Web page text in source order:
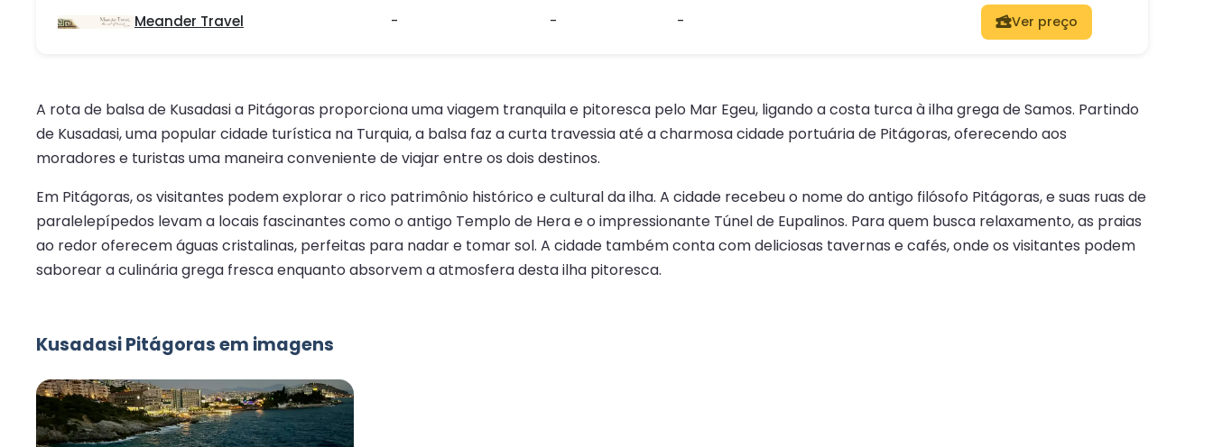
Meander Travel - - - Ver preço
A rota de balsa de Kusadasi a Pitágoras proporciona uma viagem tranquila e pitoresca pelo Mar Egeu, ligando a costa turca à ilha grega de Samos. Partindo
de Kusadasi, uma popular cidade turística na Turquia, a balsa faz a curta travessia até a charmosa cidade portuária de Pitágoras, oferecendo aos
moradores e turistas uma maneira conveniente de viajar entre os dois destinos.
Em Pitágoras, os visitantes podem explorar o rico patrimônio histórico e cultural da ilha. A cidade recebeu o nome do antigo filósofo Pitágoras, e suas ruas de
paralelepípedos levam a locais fascinantes como o antigo Templo de Hera e o impressionante Túnel de Eupalinos. Para quem busca relaxamento, as praias
ao redor oferecem águas cristalinas, perfeitas para nadar e tomar sol. A cidade também conta com deliciosas tavernas e cafés, onde os visitantes podem
saborear a culinária grega fresca enquanto absorvem a atmosfera desta ilha pitoresca.
Kusadasi Pitágoras em imagens